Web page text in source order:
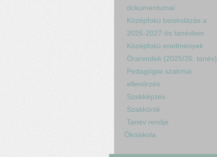
dokumentumai
Középfokú beiskolázás a
2026-2027-ös tanévben
Középfokú eredmények
Órarendek (2025/26. tanév)
Pedagógiai szakmai
ellenőrzés
Szakképzés
Szakkörök
Tanév rendje
Ökoiskola